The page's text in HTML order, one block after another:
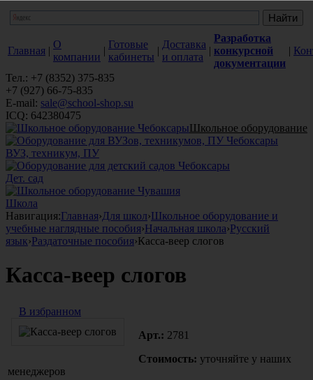
Главная |
О
компании
|
Готовые
кабинеты
|
Доставка
и оплата
|
Разработка
конкурсной
документации
|
Тел.: +7 (8352) 375-835
+7 (927) 66-75-835
E-mail: sale@school-shop.su
ICQ: 642380475
Школьное оборудование
ВУЗ, техникум, ПУ
Дет. сад
Школа
Навигация:Главная›Для школ›Школьное оборудование и
учебные наглядные пособия›Начальная школа›Русcкий
язык›Раздаточные пособия›Касса-веер слогов
Касса-веер слогов
В избранном
Арт.: 2781
Стоимость: уточняйте у наших
менеджеров